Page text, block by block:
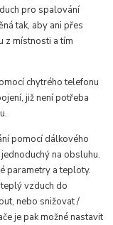
pro spalování
tak, aby ani přes
z místnosti a tím
chytrého telefonu
již není potřeba
pomocí dálkového
na obsluhu.
parametry a teploty.
vzduch do
nebo snižovat /
je pak možné nastavit